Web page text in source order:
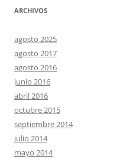
ARCHIVOS
agosto 2025
agosto 2017
agosto 2016
junio 2016
abril 2016
octubre 2015
septiembre 2014
julio 2014
mayo 2014